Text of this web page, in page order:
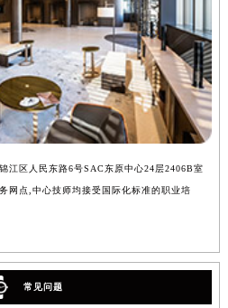
江区人民东路6号SAC东原中心24层2406B室
网点,中心技师均接受国际化标准的职业培
常见问题